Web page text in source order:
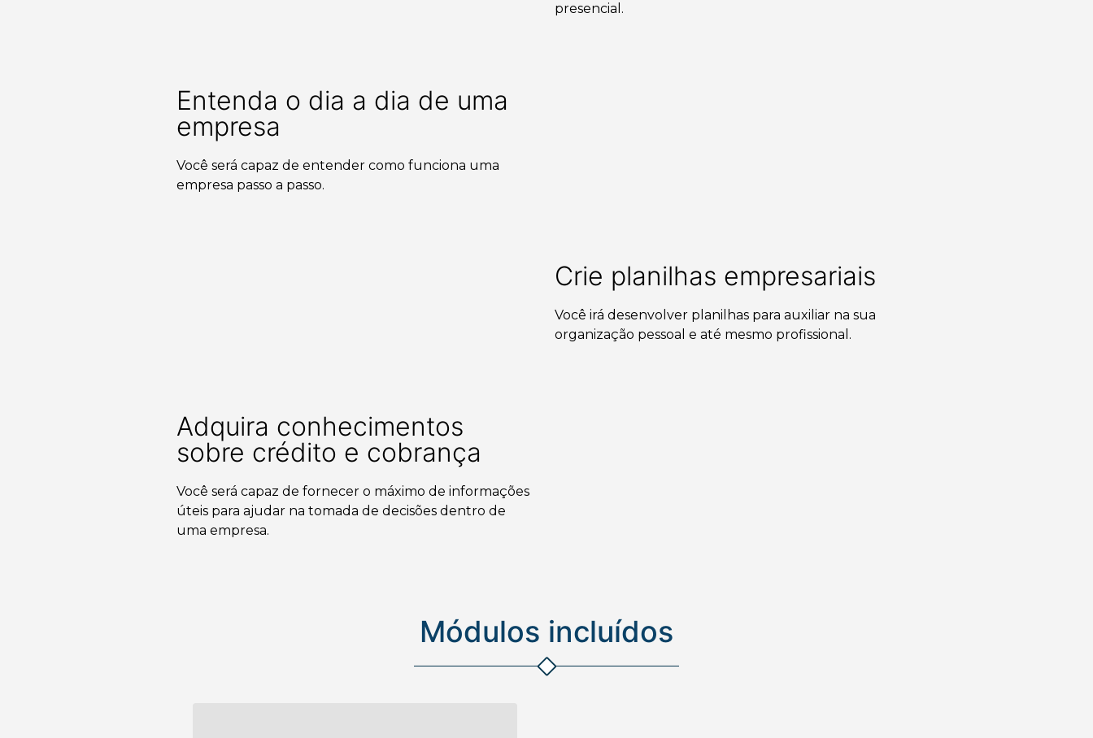
presencial.
Entenda o dia a dia de uma
empresa
Você será capaz de entender como funciona uma
empresa passo a passo.
Crie planilhas empresariais
Você irá desenvolver planilhas para auxiliar na sua
organização pessoal e até mesmo profissional.
Adquira conhecimentos
sobre crédito e cobrança
Você será capaz de fornecer o máximo de informações
úteis para ajudar na tomada de decisões dentro de
uma empresa.
Módulos incluídos